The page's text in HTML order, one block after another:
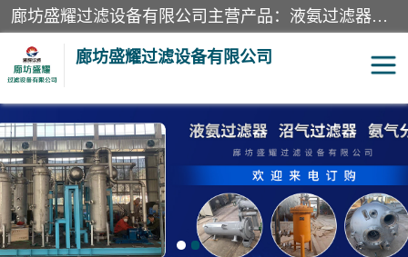
廊坊盛耀过滤设备有限公司主营产品：液氨过滤器、沼气过滤器、氨气分离器、二氧化碳过滤器、过滤器、液氨氨气过滤器、天然气过滤器、管道过滤器、*过滤器、液氨除油除水过滤器、氨气除油除水过滤器、焦炉煤气除焦油过滤器等。
廊坊盛耀过滤设备有限公司
二氧化碳过滤器 过滤器
液氨氨气过滤器 沼气过滤器
天然气过滤器 管道过滤器